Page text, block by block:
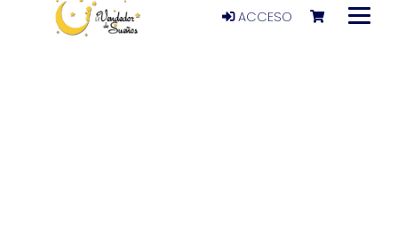
ACCESO